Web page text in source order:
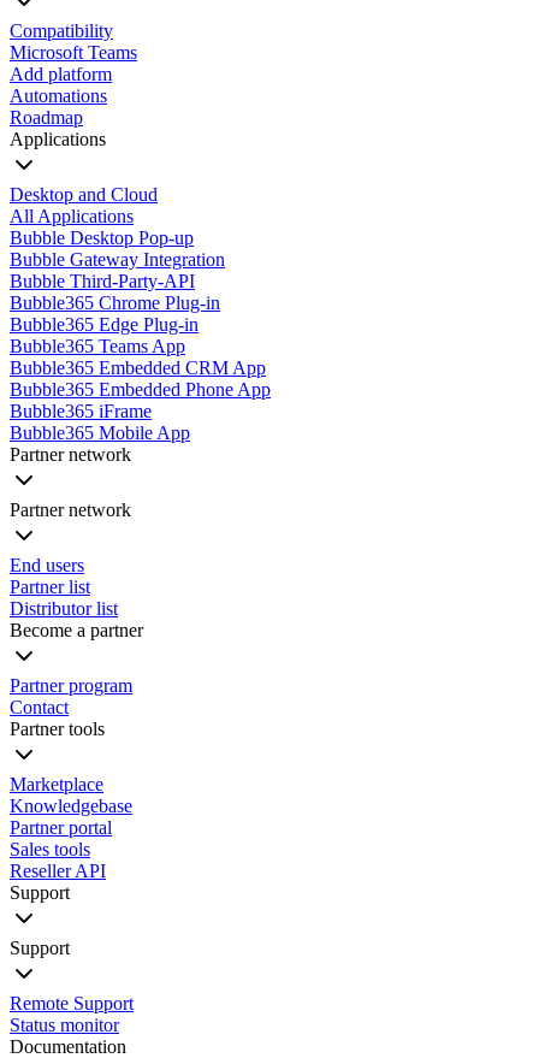
Compatibility
Microsoft Teams
Add platform
Automations
Roadmap
Applications
Desktop and Cloud
All Applications
Bubble Desktop Pop-up
Bubble Gateway Integration
Bubble Third-Party-API
Bubble365 Chrome Plug-in
Bubble365 Edge Plug-in
Bubble365 Teams App
Bubble365 Embedded CRM App
Bubble365 Embedded Phone App
Bubble365 iFrame
Bubble365 Mobile App
Partner network
Partner network
End users
Partner list
Distributor list
Become a partner
Partner program
Contact
Partner tools
Marketplace
Knowledgebase
Partner portal
Sales tools
Reseller API
Support
Support
Remote Support
Status monitor
Documentation